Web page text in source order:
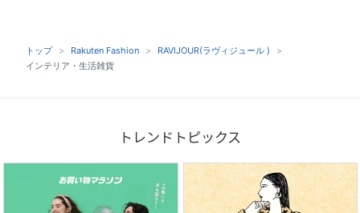
トップ Rakuten Fashion
RAVIJOUR(ラヴィジュール )
インテリア・生活雑貨
トレンドトピックス